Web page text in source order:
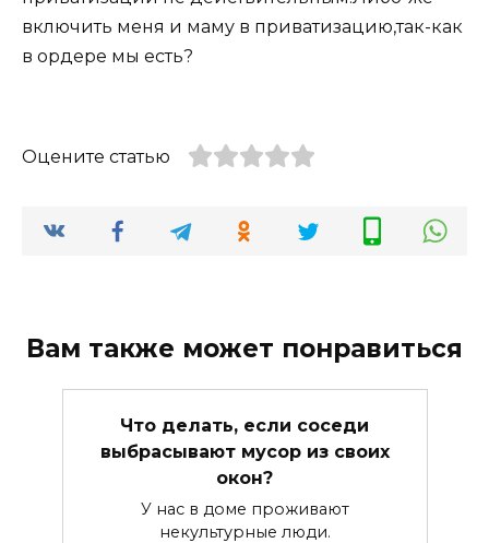
включить меня и маму в приватизацию,так-как
в ордере мы есть?
Оцените статью
Вам также может понравиться
Что делать, если соседи
выбрасывают мусор из своих
окон?
У нас в доме проживают
некультурные люди.